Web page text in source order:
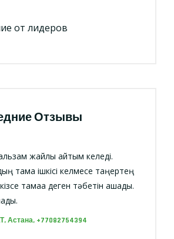
от лидеров
Отзывы
жайлы айтқым келеді.
тамақ ішкісі келмесе таңертең
тамаққа деген тәбетін ашады.
Астана, +77082754394